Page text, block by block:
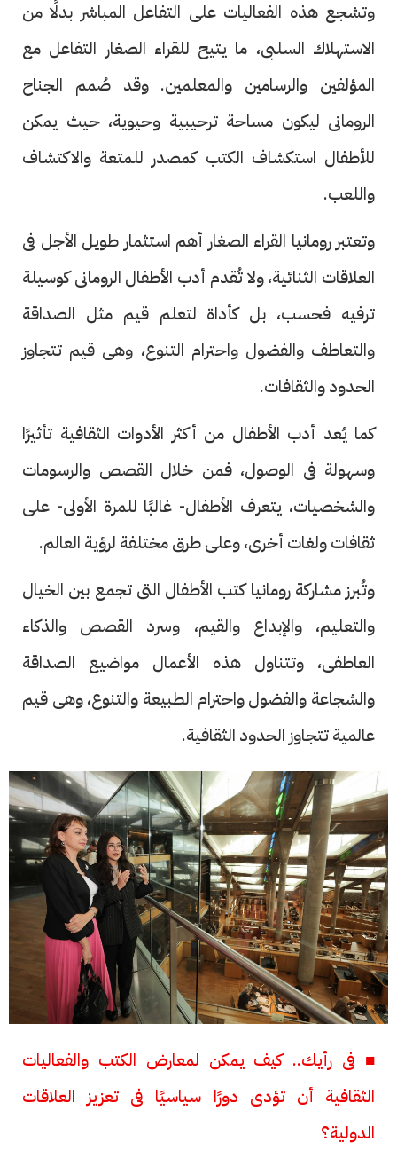
وتشجع هذه الفعاليات على التفاعل المباشر بدلًا من
الاستهلاك السلبى، ما يتيح للقراء الصغار التفاعل مع
المؤلفين والرسامين والمعلمين. وقد صُمم الجناح
الرومانى ليكون مساحة ترحيبية وحيوية، حيث يمكن
للأطفال استكشاف الكتب كمصدر للمتعة والاكتشاف
واللعب.
وتعتبر رومانيا القراء الصغار أهم استثمار طويل الأجل فى
العلاقات الثنائية، ولا تُقدم أدب الأطفال الرومانى كوسيلة
ترفيه فحسب، بل كأداة لتعلم قيم مثل الصداقة
والتعاطف والفضول واحترام التنوع، وهى قيم تتجاوز
الحدود والثقافات.
كما يُعد أدب الأطفال من أكثر الأدوات الثقافية تأثيرًا
وسهولة فى الوصول، فمن خلال القصص والرسومات
والشخصيات، يتعرف الأطفال- غالبًا للمرة الأولى- على
ثقافات ولغات أخرى، وعلى طرق مختلفة لرؤية العالم.
وتُبرز مشاركة رومانيا كتب الأطفال التى تجمع بين الخيال
والتعليم، والإبداع والقيم، وسرد القصص والذكاء
العاطفى، وتتناول هذه الأعمال مواضيع الصداقة
والشجاعة والفضول واحترام الطبيعة والتنوع، وهى قيم
عالمية تتجاوز الحدود الثقافية.
■ فى رأيك.. كيف يمكن لمعارض الكتب والفعاليات
الثقافية أن تؤدى دورًا سياسيًا فى تعزيز العلاقات
الدولية؟